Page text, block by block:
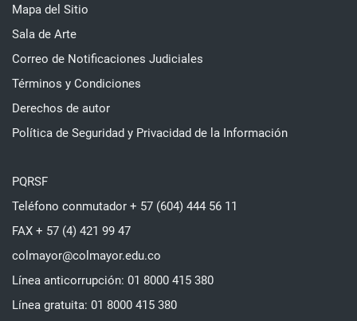
Mapa del Sitio
Sala de Arte
Correo de Notificaciones Judiciales
Términos y Condiciones
Derechos de autor
Política de Seguridad y Privacidad de la Información
PQRSF
Teléfono conmutador + 57 (604) 444 56 11
FAX + 57 (4) 421 99 47
colmayor@colmayor.edu.co
Línea anticorrupción: 01 8000 415 380
Línea gratuita: 01 8000 415 380